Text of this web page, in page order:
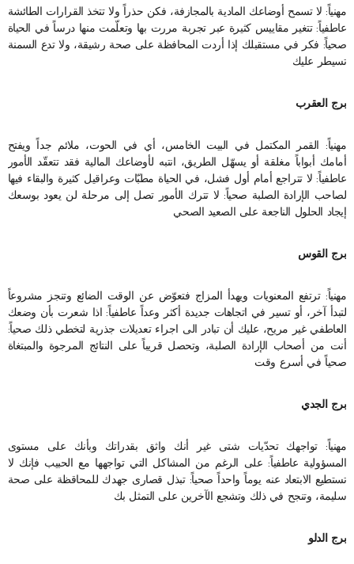
مهنياً: لا تسمح أوضاعك المادية بالمجازفة، فكن حذراً ولا تتخذ القرارات الطائشة
عاطفياً: تتغير مقاييس كثيرة عبر تجربة مررت بها وتعلّمت منها درساً في الحياة
صحياً: فكر في مستقبلك إذا أردت المحافظة على صحة رشيقة، ولا تدع السمنة
تسيطر عليك
برج العقرب
مهنياً: القمر المكتمل في البيت الخامس، أي في الحوت، ملائم جداً ويفتح
أمامك أبواباً مغلقة أو يسهّل الطريق، انتبه لأوضاعك المالية فقد تتعقّد الأمور
عاطفياً: لا تتراجع أمام أول فشل، في الحياة مطبّات وعراقيل كثيرة والبقاء فيها
لصاحب الإرادة الصلبة صحياً: لا تترك الأمور تصل إلى مرحلة لن يعود بوسعك
إيجاد الحلول الناجعة على الصعيد الصحي
برج القوس
مهنياً: ترتفع المعنويات ويهدأ المزاج فتعوّض عن الوقت الضائع وتنجز مشروعاً
لتبدأ آخر، أو تسير في اتجاهات جديدة أكثر وعداً عاطفياً: اذا شعرت بأن وضعك
العاطفي غير مريح، عليك أن تبادر الى اجراء تعديلات جذرية لتخطي ذلك صحياً:
أنت من أصحاب الإرادة الصلبة، وتحصل قريباً على النتائج المرجوة والمبتغاة
صحياً في أسرع وقت
برج الجدي
مهنياً: تواجهك تحدّيات شتى غير أنك واثق بقدراتك وبأنك على مستوى
المسؤولية عاطفياً: على الرغم من المشاكل التي تواجهها مع الحبيب فإنك لا
تستطيع الابتعاد عنه يوماً واحداً صحياً: تبذل قصارى جهدك للمحاقظة على صحة
سليمة، وتنجح في ذلك وتشجع الآخرين على التمثل بك
برج الدلو